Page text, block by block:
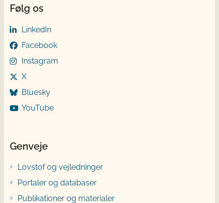
Følg os
LinkedIn
Facebook
Instagram
X
Bluesky
YouTube
Genveje
Lovstof og vejledninger
Portaler og databaser
Publikationer og materialer